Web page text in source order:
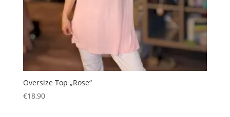
Oversize Top „Rose“
€18,90